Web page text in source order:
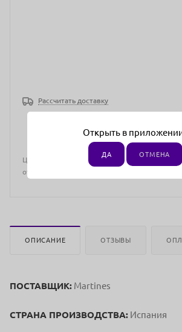
Рассчитать доставку
Цена действительна только для интернет-
отличаться от цен в розничных магазинах
ОПИСАНИЕ ОТЗЫВЫ
ПОСТАВЩИК: Martines
СТРАНА ПРОИЗВОДСТВА: Испания
Открыть в
ДА ОТМЕНА